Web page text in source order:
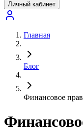
Личный кабинет
Главная
Блог
Финансовое